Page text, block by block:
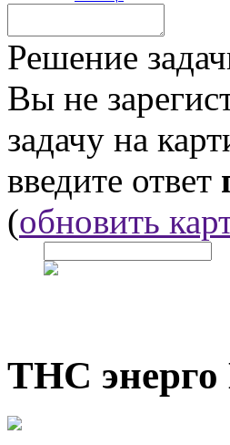
Решение
Вы не
задачу на
введите ответ
(обновить
ТНС